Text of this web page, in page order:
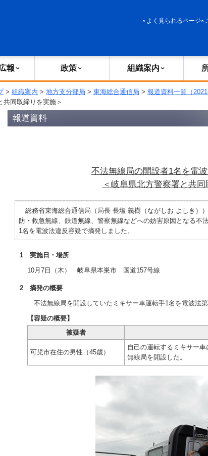
よく見られるページ
報 政策 組織案内
> 組織案内 > 地方支分部局 > 東海総合通信局 > 報道資料一覧（2021
共同取締りを実施＞
報道資料
不法無線局の開設者1名を電
＜岐阜県北方警察署と共同
総務省東海総合通信局（局長 長塩 義樹（ながしお よしき）
防・救急無線、鉄道無線、警察無線などへの妨害原因となる不
1名を電波法違反容疑で摘発しました。
1 実施日・場所
10月7日（木） 岐阜県本巣市 国道157号線
2 摘発の概要
不法無線局を開設していたミキサー車運転手1名を電波法第
【容疑の概要】
被疑者
可児市在住の男性（45歳）
自己の運転するミキサー
無線局を開設した。